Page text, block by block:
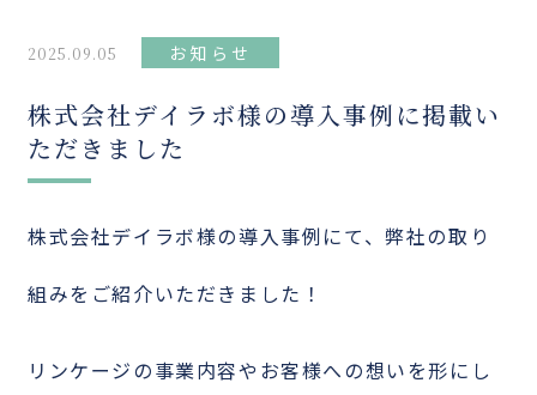
2025.09.05 お知らせ
株式会社デイラボ様の導入事例に掲載い
ただきました
株式会社デイラボ様の導入事例にて、弊社の取り
組みをご紹介いただきました！
リンケージの事業内容やお客様への想いを形にし